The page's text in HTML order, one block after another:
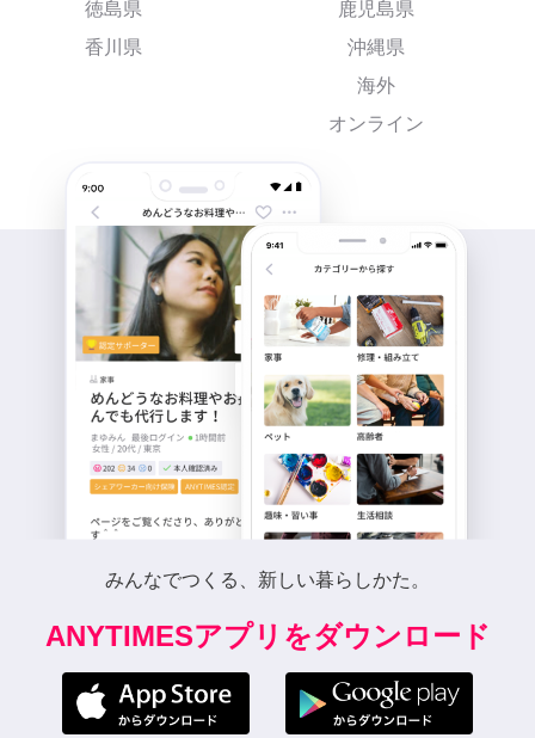
徳島県
香川県
鹿児島県
沖縄県
海外
オンライン
みんなでつくる、新しい暮らしかた。
ANYTIMESアプリをダウンロード